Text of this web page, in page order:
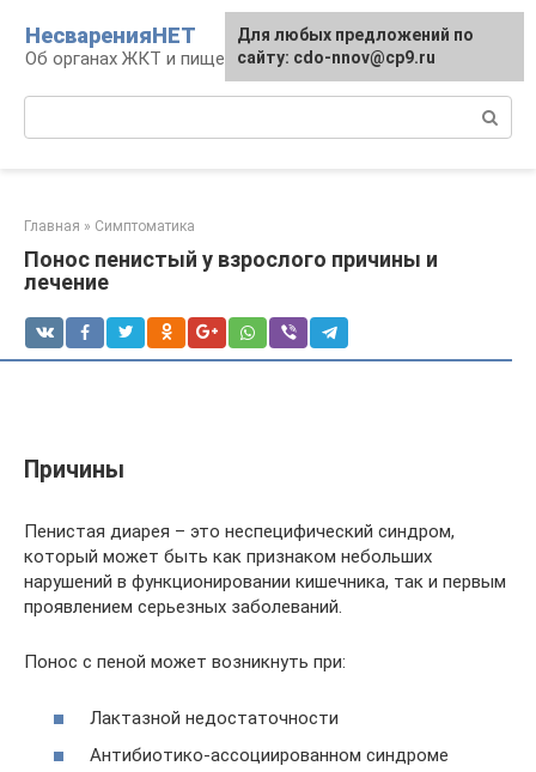
контенту
НесваренияНЕТ
Об органах ЖКТ и пищеварении
Главная » Симптоматика
Понос пенистый у взрослого причины и
лечение
Причины
Пенистая диарея – это неспецифический синдром,
который может быть как признаком небольших
нарушений в функционировании кишечника, так и первым
проявлением серьезных заболеваний.
Понос с пеной может возникнуть при:
Лактазной недостаточности
Антибиотико-ассоциированном синдроме
Для любых предложений по
сайту: cdo-nnov@cp9.ru